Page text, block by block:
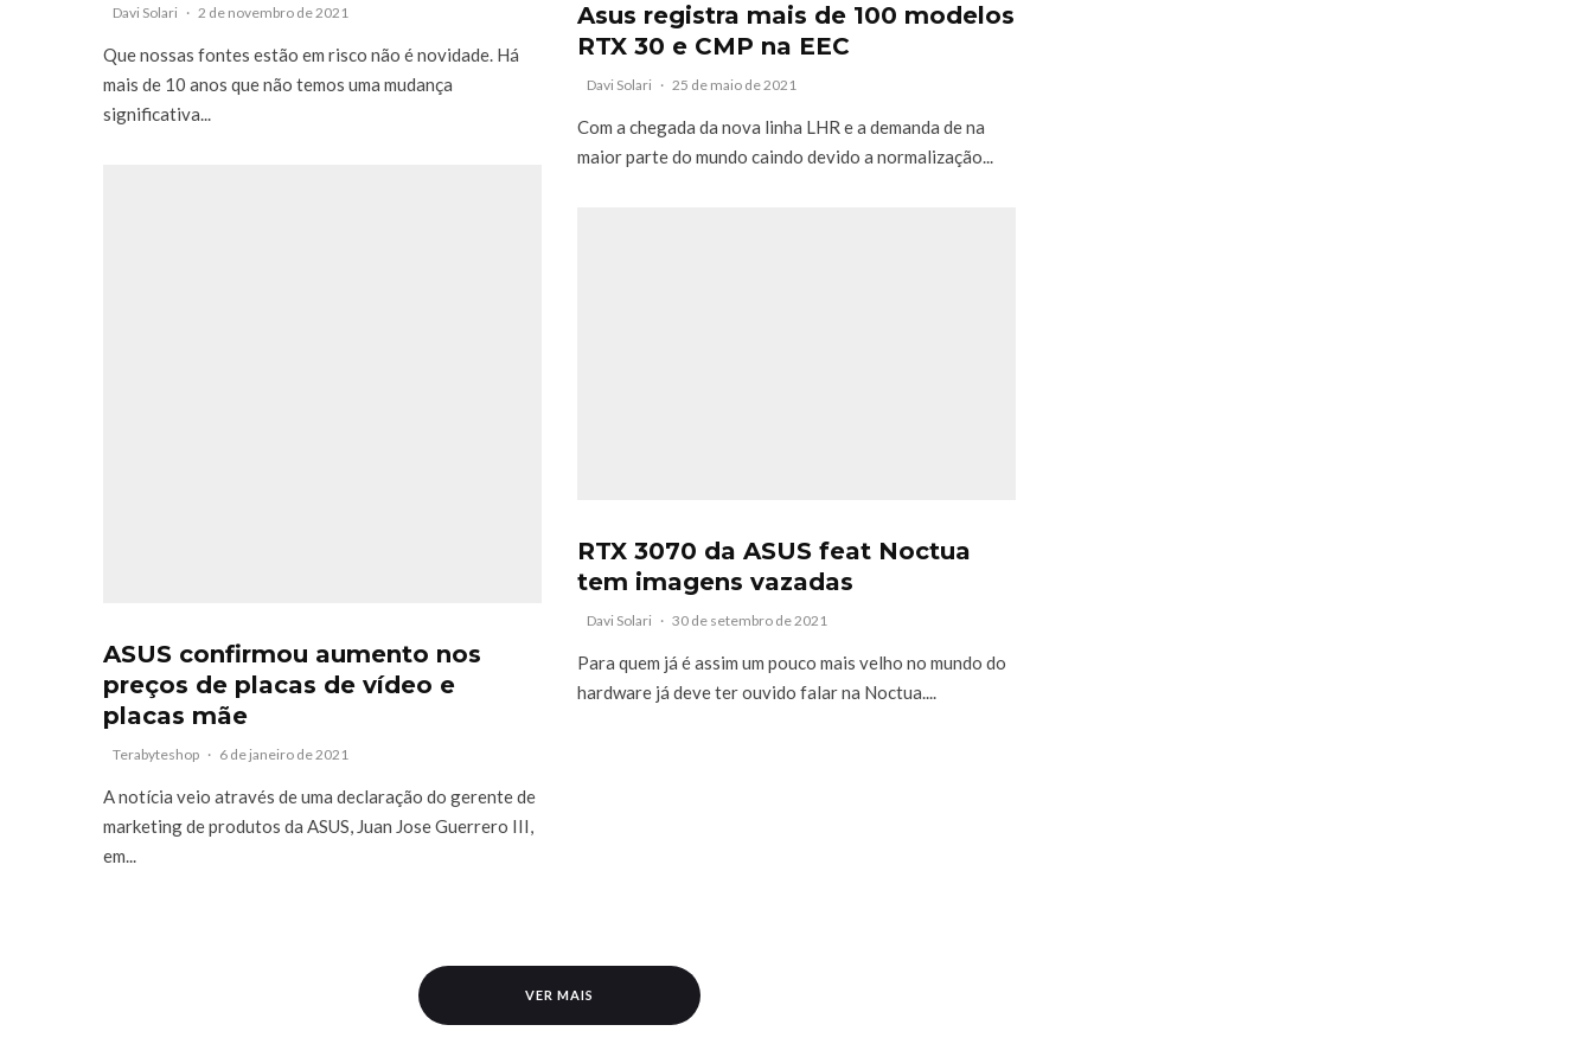
Davi Solari · 2 de novembro de 2021
Que nossas fontes estão em risco não é novidade. Há
mais de 10 anos que não temos uma mudança
significativa...
ASUS confirmou aumento nos
preços de placas de vídeo e
placas mãe
Terabyteshop · 6 de janeiro de 2021
A notícia veio através de uma declaração do gerente de
marketing de produtos da ASUS, Juan Jose Guerrero III,
em...
Asus registra mais de 100 modelos
RTX 30 e CMP na EEC
Davi Solari · 25 de maio de 2021
Com a chegada da nova linha LHR e a demanda de na
maior parte do mundo caindo devido a normalização...
RTX 3070 da ASUS feat Noctua
tem imagens vazadas
Davi Solari · 30 de setembro de 2021
Para quem já é assim um pouco mais velho no mundo do
hardware já deve ter ouvido falar na Noctua....
VER MAIS